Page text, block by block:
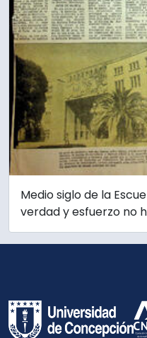
Medio siglo de la
verdad y esfuerzo no